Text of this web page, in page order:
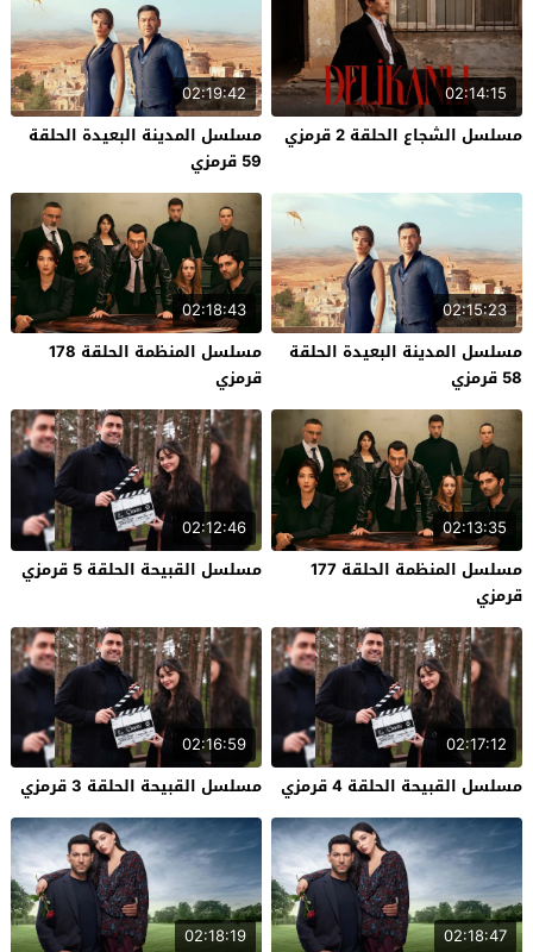
02:14:15
مسلسل الشجاع الحلقة 2 قرمزي
02:19:42
مسلسل المدينة البعيدة الحلقة
59 قرمزي
02:15:23
مسلسل المدينة البعيدة الحلقة
58 قرمزي
02:18:43
مسلسل المنظمة الحلقة 178
قرمزي
02:13:35
مسلسل المنظمة الحلقة 177
قرمزي
02:12:46
مسلسل القبيحة الحلقة 5 قرمزي
02:17:12
مسلسل القبيحة الحلقة 4 قرمزي
02:16:59
مسلسل القبيحة الحلقة 3 قرمزي
02:18:47
02:18:19